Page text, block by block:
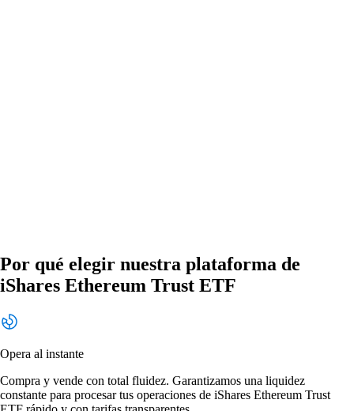
Por qué elegir nuestra plataforma de
iShares Ethereum Trust ETF
Opera al instante
Compra y vende con total fluidez. Garantizamos una liquidez
constante para procesar tus operaciones de iShares Ethereum Trust